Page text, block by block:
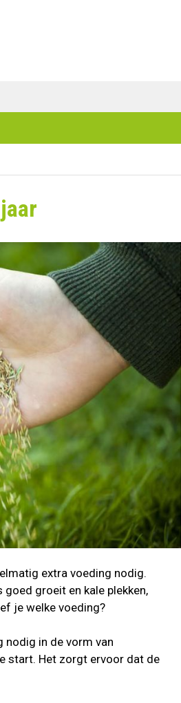
extra voeding nodig.
groeit en kale plekken,
je welke voeding?
nodig in de vorm van
start. Het zorgt ervoor dat de